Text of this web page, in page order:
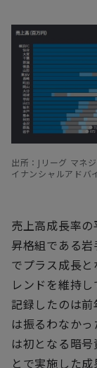
出所：Jリーグ マネ
イナンシャルアドバ
売上高成長率の
昇格組である
でプラス成長
レンドを維持
記録したのは
は振るわなか
は初となる暗
とで実施した